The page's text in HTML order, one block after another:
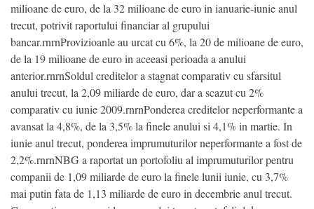
milioane de euro, de la 32 milioane de euro in ianuarie-iunie anul
trecut, potrivit raportului financiar al grupului
bancar.rnrnProvizioanle au urcat cu 6%, la 20 de milioane de euro,
de la 19 milioane de euro in aceeasi perioada a anului
anterior.rnrnSoldul creditelor a stagnat comparativ cu sfarsitul
anului trecut, la 2,09 miliarde de euro, dar a scazut cu 2%
comparativ cu iunie 2009.rnrnPonderea creditelor neperformante a
avansat la 4,8%, de la 3,5% la finele anului si 4,1% in martie. In
iunie anul trecut, ponderea imprumuturilor neperformante a fost de
2,2%.rnrnNBG a raportat un portofoliu al imprumuturilor pentru
companii de 1,09 miliarde de euro la finele lunii iunie, cu 3,7%
mai putin fata de 1,13 miliarde de euro in decembrie anul trecut.